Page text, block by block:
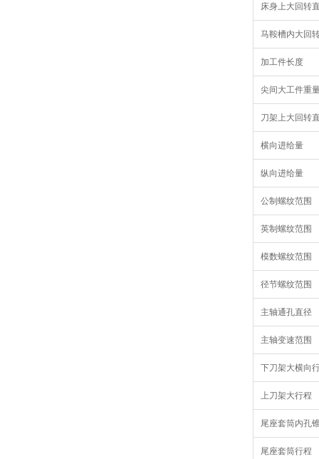
床身上大回转
马鞍槽内大回
加工件长度
尖间大工件重
刀架上大回转
横向进给量
纵向进给量
公制螺纹范围
英制螺纹范围
模数螺纹范围
径节螺纹范围
主轴通孔直径
主轴变速范围
下刀架大横向
上刀架大行程
尾座套筒内孔
尾座套筒行程